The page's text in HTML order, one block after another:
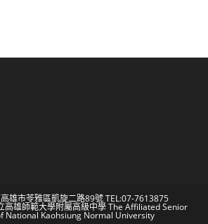
雄市苓雅區凱旋二路89號 TEL:07-7613875
高雄師範大學附屬高級中學 The Affiliated Senior
National Kaohsiung Normal University